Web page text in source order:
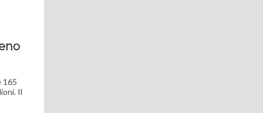
165
Il